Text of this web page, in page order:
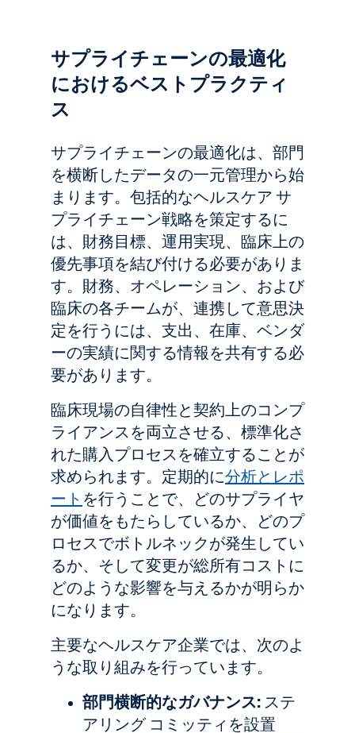
サプライチェーンの最適化
におけるベストプラクティ
ス
サプライチェーンの最適化は、部門
を横断したデータの一元管理から始
まります。包括的なヘルスケア サ
プライチェーン戦略を策定するに
は、財務目標、運用実現、臨床上の
優先事項を結び付ける必要がありま
す。財務、オペレーション、および
臨床の各チームが、連携して意思決
定を行うには、支出、在庫、ベンダ
ーの実績に関する情報を共有する必
要があります。
臨床現場の自律性と契約上のコンプ
ライアンスを両立させる、標準化さ
れた購入プロセスを確立することが
求められます。定期的に分析とレポ
ート を行うことで、どのサプライヤ
が価値をもたらしているか、どのプ
ロセスでボトルネックが発生してい
るか、そして変更が総所有コストに
どのような影響を与えるかが明らか
になります。
主要なヘルスケア企業では、次のよ
うな取り組みを行っています。
部門横断的なガバナンス:ステ
アリング コミッティを設置